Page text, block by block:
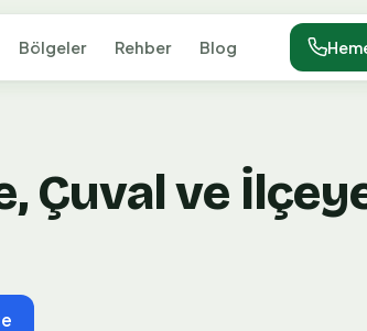
Bölgeler Rehber Blog
ve İlçeye